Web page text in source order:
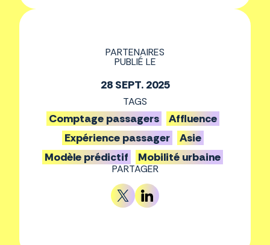
PARTENAIRES
PUBLIÉ LE
28 SEPT. 2025
TAGS
Comptage passagers
Affluence
Expérience passager
Asie
Modèle prédictif
Mobilité urbaine
PARTAGER